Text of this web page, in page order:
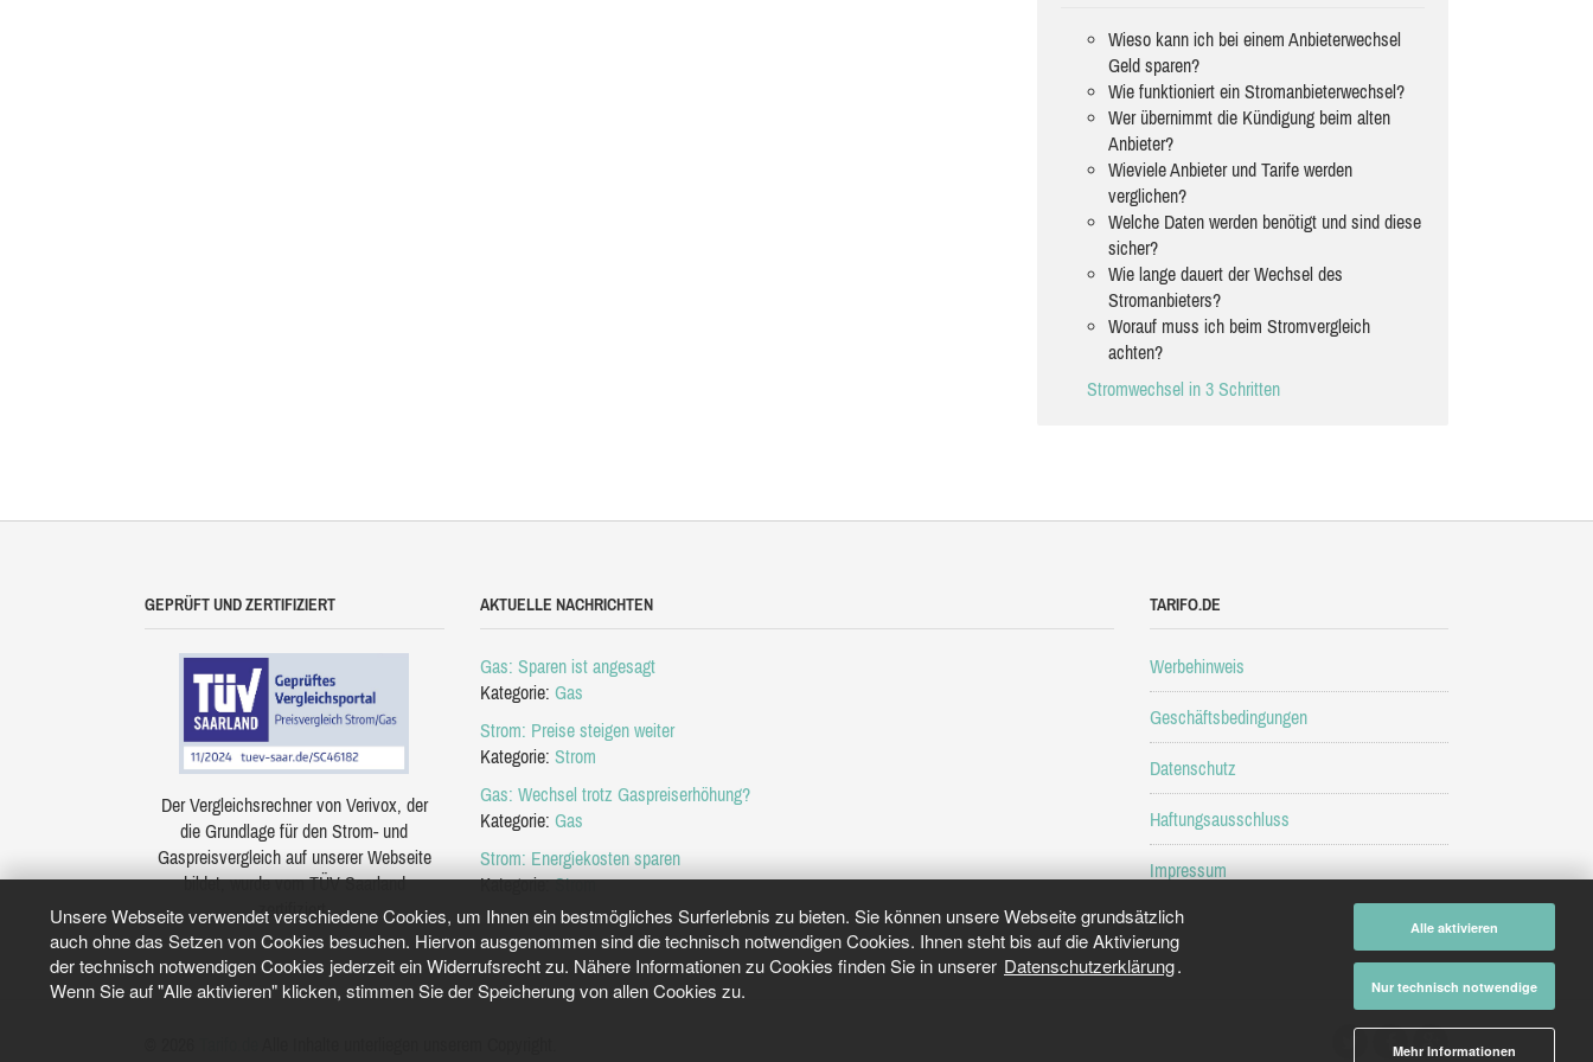
Unsere Webseite verwendet verschiedene Cookies, um Ihnen ein bestmögliches Surferlebnis zu bieten. Sie können unsere Webseite grundsätzlich
auch ohne das Setzen von Cookies besuchen. Hiervon ausgenommen sind die technisch notwendigen Cookies. Ihnen steht bis auf die Aktivierung
der technisch notwendigen Cookies jederzeit ein Widerrufsrecht zu. Nähere Informationen zu Cookies finden Sie in unserer Datenschutzerklärung.
Wenn Sie auf "Alle aktivieren" klicken, stimmen Sie der Speicherung von allen Cookies zu.
Alle aktivieren
Nur technisch notwendige
Mehr Informationen
Wieso kann ich bei einem Anbieterwechsel
Geld sparen?
Wie funktioniert ein Stromanbieterwechsel?
Wer übernimmt die Kündigung beim alten
Anbieter?
Wieviele Anbieter und Tarife werden
verglichen?
Welche Daten werden benötigt und sind diese
sicher?
Wie lange dauert der Wechsel des
Stromanbieters?
Worauf muss ich beim Stromvergleich
achten?
Stromwechsel in 3 Schritten
GEPRÜFT UND ZERTIFIZIERT
Der Vergleichsrechner von Verivox, der
die Grundlage für den Strom- und
Gaspreisvergleich auf unserer Webseite
bildet, wurde vom TÜV Saarland
zertifiziert.
AKTUELLE NACHRICHTEN
Gas: Sparen ist angesagt
Kategorie: Gas
Strom: Preise steigen weiter
Kategorie: Strom
Gas: Wechsel trotz Gaspreiserhöhung?
Kategorie: Gas
Strom: Energiekosten sparen
Kategorie:Strom
TARIFO.DE
Werbehinweis
Geschäftsbedingungen
Datenschutz
Haftungsausschluss
Impressum